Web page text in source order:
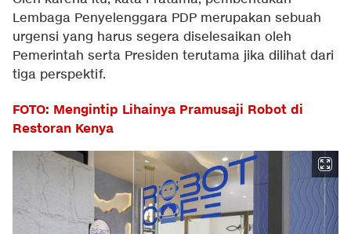
Lembaga Penyelenggara PDP merupakan sebuah
urgensi yang harus segera diselesaikan oleh
Pemerintah serta Presiden terutama jika dilihat dari
tiga perspektif.
FOTO: Mengintip Lihainya Pramusaji Robot di
Restoran Kenya